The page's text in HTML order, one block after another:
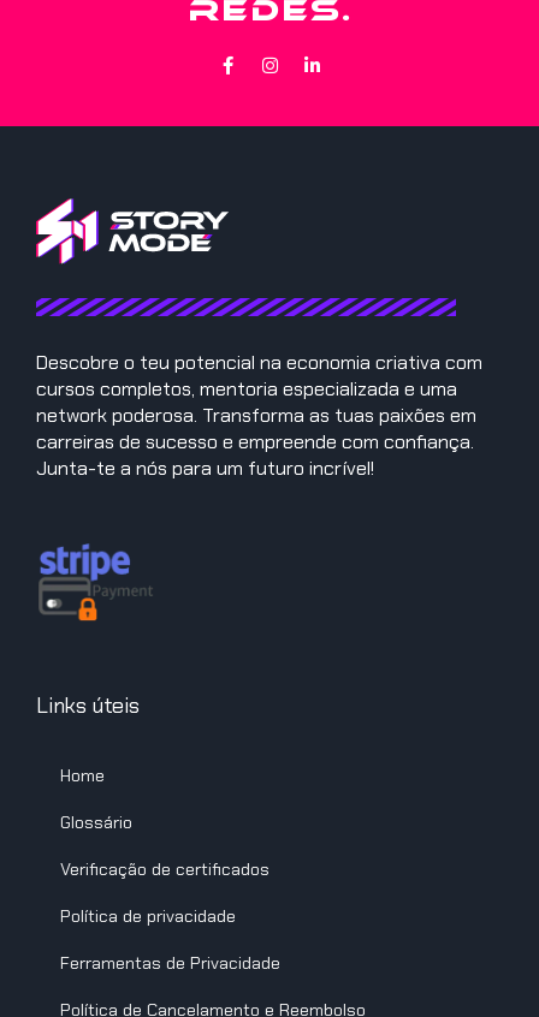
REDES.
Descobre o teu potencial na economia criativa com
cursos completos, mentoria especializada e uma
network poderosa. Transforma as tuas paixões em
carreiras de sucesso e empreende com confiança.
Junta-te a nós para um futuro incrível!
Links úteis
Home
Glossário
Verificação de certificados
Política de privacidade
Ferramentas de Privacidade
Política de Cancelamento e Reembolso